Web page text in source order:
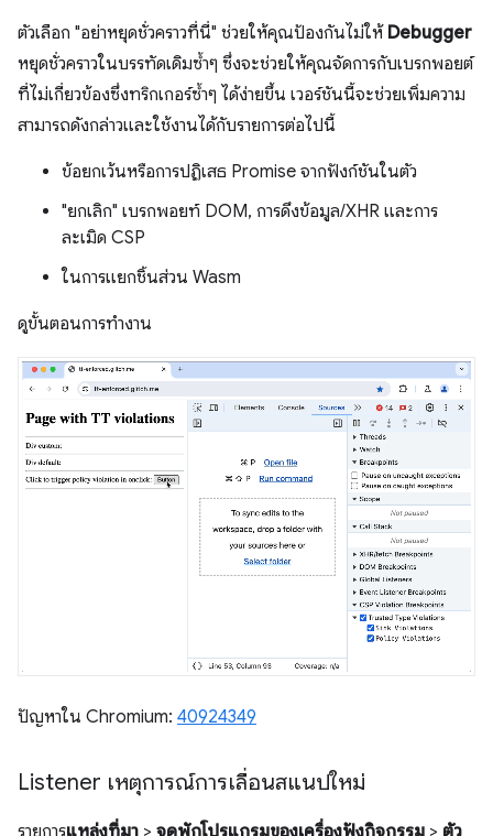
ตัวเลือก "อย่าหยุดชั่วคราวที่นี่" ช่วยให้คุณป้องกันไม่ให้ Debugger
หยุดชั่วคราวในบรรทัดเดิมซ้ำๆ ซึ่งจะช่วยให้คุณจัดการกับเบรกพอยต์
ที่ไม่เกี่ยวข้องซึ่งทริกเกอร์ซ้ำๆ ได้ง่ายขึ้น เวอร์ชันนี้จะช่วยเพิ่มความ
สามารถดังกล่าวและใช้งานได้กับรายการต่อไปนี้
ข้อยกเว้นหรือการปฏิเสธ Promise จากฟังก์ชันในตัว
"ยกเลิก" เบรกพอยท์ DOM, การดึงข้อมูล/XHR และการ
ละเมิด CSP
ในการแยกชิ้นส่วน Wasm
ดูขั้นตอนการทำงาน
ปัญหาใน Chromium: 40924349
Listener เหตุการณ์การเลื่อนสแนปใหม่